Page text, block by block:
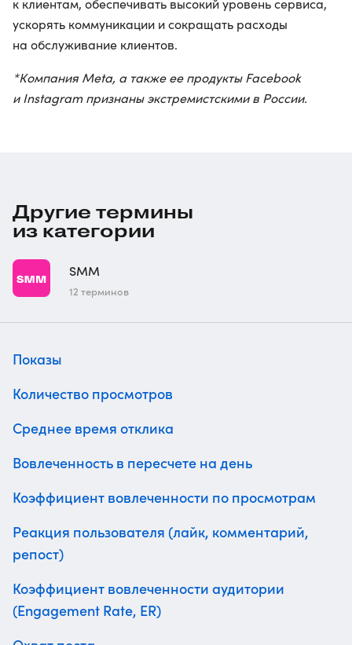
к клиентам, обеспечивать высокий уровень сервиса,
ускорять коммуникации и сокращать расходы
на обслуживание клиентов.
*Компания Meta, а также ее продукты Facebook
и Instagram признаны экстремистскими в России.
Другие термины
из категории
SMM
12 терминов
Показы
Количество просмотров
Среднее время отклика
Вовлеченность в пересчете на день
Коэффициент вовлеченности по просмотрам
Реакция пользователя (лайк, комментарий,
репост)
Коэффициент вовлеченности аудитории
(Engagement Rate, ER)